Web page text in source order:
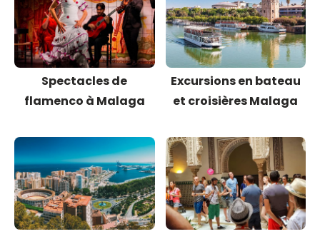
Spectacles de
flamenco à Malaga
Excursions en bateau
et croisières Malaga